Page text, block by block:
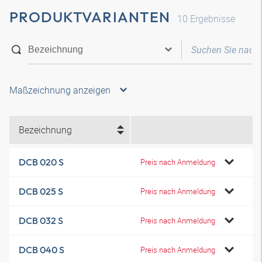
PRODUKTVARIANTEN 10 Ergebnisse
Maßzeichnung anzeigen
Bezeichnung
DCB 020 S Preis nach Anmeldung
DCB 025 S Preis nach Anmeldung
DCB 032 S Preis nach Anmeldung
DCB 040 S Preis nach Anmeldung